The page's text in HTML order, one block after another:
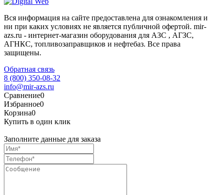
Вся информация на сайте предоставлена для ознакомления и
ни при каких условиях не является публичной офертой. mir-
azs.ru - интернет-магазин оборудования для АЗС , АГЗС,
АГНКС, топливозаправщиков и нефтебаз. Все права
защищены.
Обратная связь
8 (800) 350-08-32
info@mir-azs.ru
Сравнение0
Избранное0
Корзина0
Купить в один клик
Заполните данные для заказа